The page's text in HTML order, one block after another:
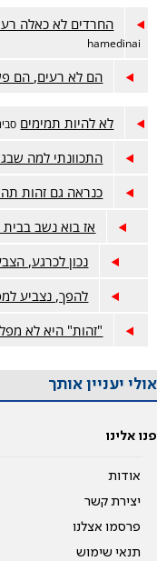
החרדים לא כאלה
hamedinai
הם לא רעים, הם
לא להיות תמימים
התכוונתי למה
כנראה גם זהות
אז בוא נשב
נכון לכרגע,
להפך, נצביע
"זהות" היא לא
אולי יעניין אותך
פנו אלינו
אודות
יצירת קשר
פרסמו אצלנו
תנאי שימוש